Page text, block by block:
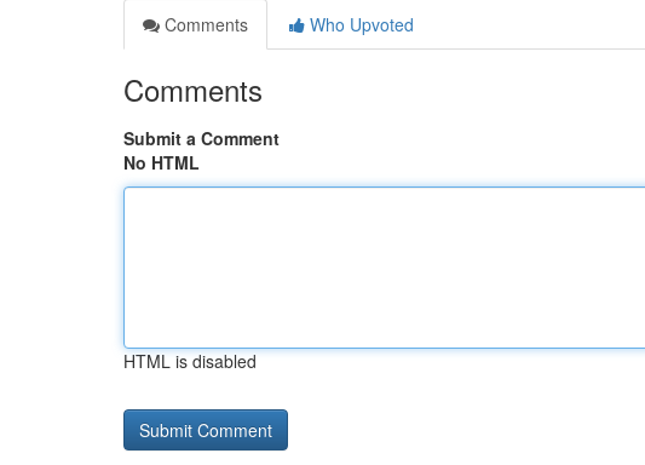
Comments
Who Upvoted
Comments
Submit a Comment
No HTML
HTML is disabled